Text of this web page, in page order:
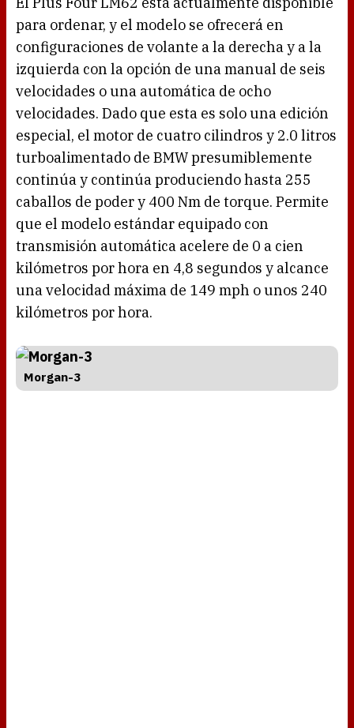
para ordenar, y el modelo se ofrecerá en
configuraciones de volante a la derecha y a la
izquierda con la opción de una manual de seis
velocidades o una automática de ocho
velocidades. Dado que esta es solo una edición
especial, el motor de cuatro cilindros y 2.0 litros
turboalimentado de BMW presumiblemente
continúa y continúa produciendo hasta 255
caballos de poder y 400 Nm de torque. Permite
que el modelo estándar equipado con
transmisión automática acelere de 0 a cien
kilómetros por hora en 4,8 segundos y alcance
una velocidad máxima de 149 mph o unos 240
kilómetros por hora.
Morgan-3